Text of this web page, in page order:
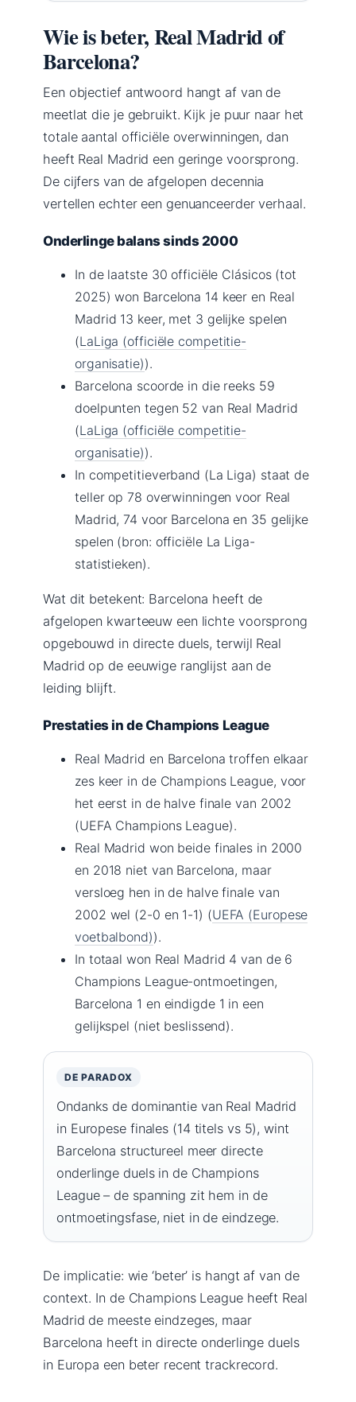
Wie is beter, Real Madrid of
Barcelona?
Een objectief antwoord hangt af van de
meetlat die je gebruikt. Kijk je puur naar het
totale aantal officiële overwinningen, dan
heeft Real Madrid een geringe voorsprong.
De cijfers van de afgelopen decennia
vertellen echter een genuanceerder verhaal.
Onderlinge balans sinds 2000
In de laatste 30 officiële Clásicos (tot
2025) won Barcelona 14 keer en Real
Madrid 13 keer, met 3 gelijke spelen
(LaLiga (officiële competitie-
organisatie)).
Barcelona scoorde in die reeks 59
doelpunten tegen 52 van Real Madrid
(LaLiga (officiële competitie-
organisatie)).
In competitieverband (La Liga) staat de
teller op 78 overwinningen voor Real
Madrid, 74 voor Barcelona en 35 gelijke
spelen (bron: officiële La Liga-
statistieken).
Wat dit betekent: Barcelona heeft de
afgelopen kwarteeuw een lichte voorsprong
opgebouwd in directe duels, terwijl Real
Madrid op de eeuwige ranglijst aan de
leiding blijft.
Prestaties in de Champions League
Real Madrid en Barcelona troffen elkaar
zes keer in de Champions League, voor
het eerst in de halve finale van 2002
(UEFA Champions League).
Real Madrid won beide finales in 2000
en 2018 niet van Barcelona, maar
versloeg hen in de halve finale van
2002 wel (2-0 en 1-1) (UEFA (Europese
voetbalbond)).
In totaal won Real Madrid 4 van de 6
Champions League-ontmoetingen,
Barcelona 1 en eindigde 1 in een
gelijkspel (niet beslissend).
DE PARADOX
Ondanks de dominantie van Real Madrid
in Europese finales (14 titels vs 5), wint
Barcelona structureel meer directe
onderlinge duels in de Champions
League – de spanning zit hem in de
ontmoetingsfase, niet in de eindzege.
De implicatie: wie ‘beter’ is hangt af van de
context. In de Champions League heeft Real
Madrid de meeste eindzeges, maar
Barcelona heeft in directe onderlinge duels
in Europa een beter recent trackrecord.